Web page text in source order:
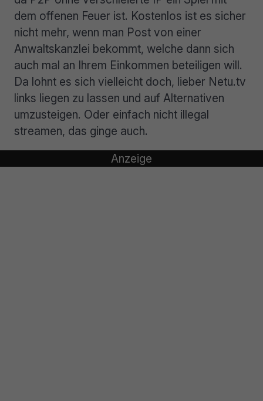
dem offenen Feuer ist. Kostenlos ist es sicher
nicht mehr, wenn man Post von einer
Anwaltskanzlei bekommt, welche dann sich
auch mal an Ihrem Einkommen beteiligen will.
Da lohnt es sich vielleicht doch, lieber Netu.tv
links liegen zu lassen und auf Alternativen
umzusteigen. Oder einfach nicht illegal
streamen, das ginge auch.